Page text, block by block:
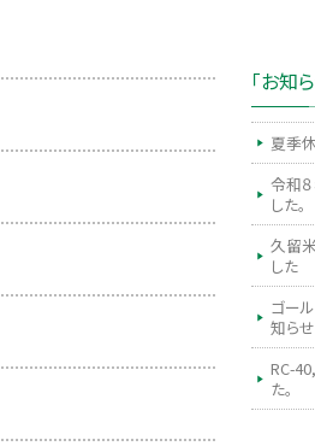
「お知
夏季
令和
した。
久留
した
ゴー
知らせ
RC-
た。